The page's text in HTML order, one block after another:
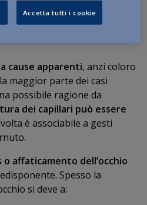
il sangue
cause apparenti, anzi coloro
maggior parte dei casi
possibile ragione da
dei capillari può essere
è associabile a gesti
affaticamento dell’occhio
Spesso la
si deve a:
Accetta tutti i cookie